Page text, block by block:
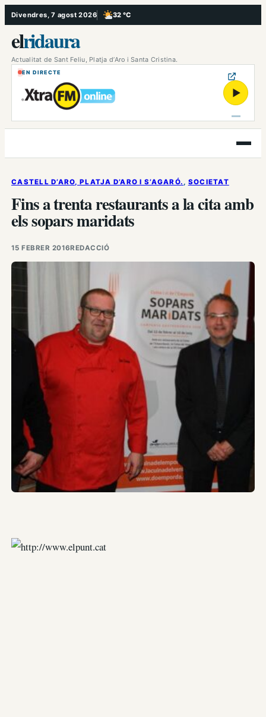
Vés
al
contingut
Divendres, 7 agost 2026 32 °C
, Poc ennuvolat
elridaura
Actualitat de Sant Feliu, Platja d’Aro i Santa Cristina.
EN DIRECTE
▶
Obre
el
CASTELL D’ARO, PLATJA D’ARO I S’AGARÓ. , SOCIETAT
Fins a trenta restaurants a la cita amb
els sopars maridats
15 FEBRER 2016REDACCIÓ